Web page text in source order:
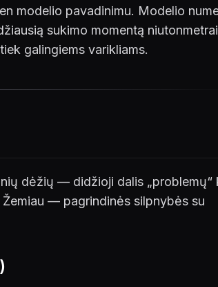
modelio pavadinimu. Modelio
sukimo momentą
galingiems varikliams.
dėžių — didžioji dalis „problemų“
— pagrindinės silpnybės su